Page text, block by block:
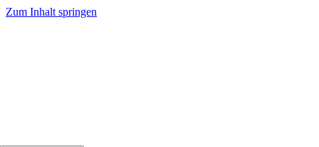
Zum Inhalt springen